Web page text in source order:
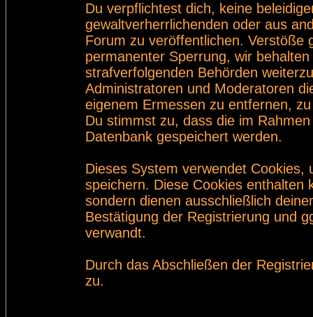
Du verpflichtest dich, keine
gewaltverherrlichenden oder aus
Forum zu veröffentlichen. Verstöße
permanenter Sperrung, wir
strafverfolgenden Behörden
Administratoren und Moderatoren
eigenem Ermessen zu entfernen,
Du stimmst zu, dass die im
Datenbank gespeichert werden.
Dieses System verwendet
speichern. Diese Cookies enthalten
sondern dienen ausschließlich
Bestätigung der Registrierung und
verwandt.
Durch das Abschließen der
zu.